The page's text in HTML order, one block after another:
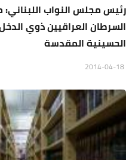
رئيس مجلس النواب
السرطان العراقيين ذوي
الحسينية المقدسة